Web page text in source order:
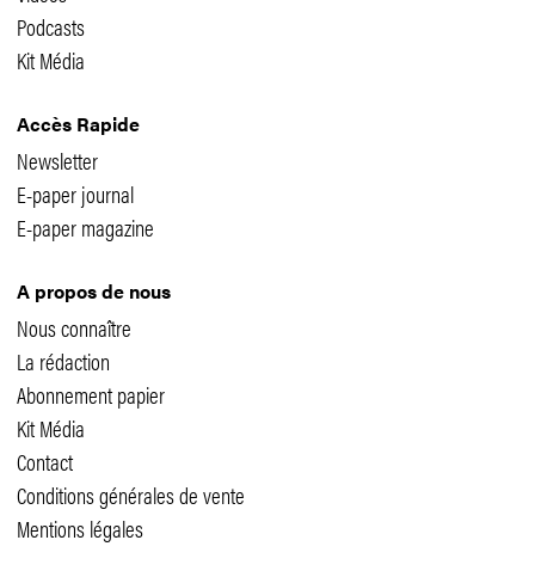
Podcasts
Kit Média
Accès Rapide
Newsletter
E-paper journal
E-paper magazine
A propos de nous
Nous connaître
La rédaction
Abonnement papier
Kit Média
Contact
Conditions générales de vente
Mentions légales